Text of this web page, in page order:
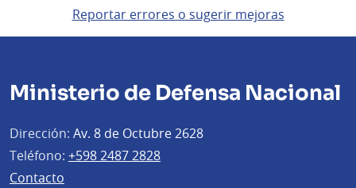
Reportar errores o sugerir mejoras
Ministerio de Defensa Nacional
Dirección: Av. 8 de Octubre 2628
Teléfono: +598 2487 2828
Contacto